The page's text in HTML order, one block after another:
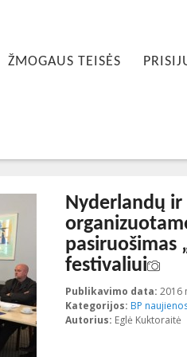
ŽMOGAUS TEISĖS
Nyderlandų ir
pasiruošimas
festivaliui
Publikavimo data: 2016
Kategorijos: BP
Autorius: Eglė Kuktoraitė